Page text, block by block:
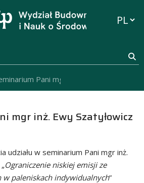
Pani mgr inż. Ewy Szatyłowicz
mgr inż. Ewy Szatyłowicz
udziału w seminarium Pani mgr inż.
Ograniczenie niskiej emisji ze
w paleniskach indywidualnych”